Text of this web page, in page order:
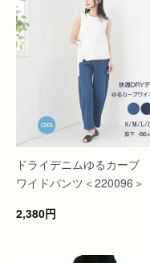
ドライデニムゆるカーブ
ワイドパンツ＜220096＞
2,380円